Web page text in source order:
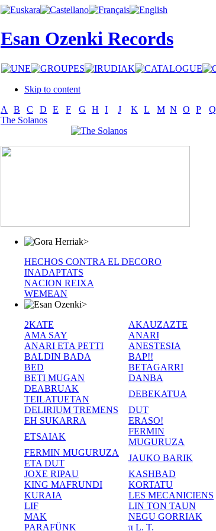
Esan Ozenki Records
Skip to content
A
B C D E F G H I J K L M N O P Q
The Solanos
>
HECHOS CONTRA EL DECORO
INADAPTATS
NACION REIXA
WEMEAN
>
2KATE
AKAUZAZTE
AMA SAY
ANARI
ANARI ETA PETTI
ANESTESIA
BALDIN BADA
BAP!!
BED
BETAGARRI
BETI MUGAN
DANBA
DEABRUAK
TEILATUETAN
DEBEKATUA
DELIRIUM TREMENS
DUT
EH SUKARRA
ERASO!
ETSAIAK
FERMIN
MUGURUZA
FERMIN MUGURUZA
ETA DUT
JAUKO BARIK
JOXE RIPAU
KASHBAD
KING MAFRUNDI
KORTATU
KURAIA
LES MECANICIENS
LIF
LIN TON TAUN
MAK
NEGU GORRIAK
PARAFÜNK
π L. T.